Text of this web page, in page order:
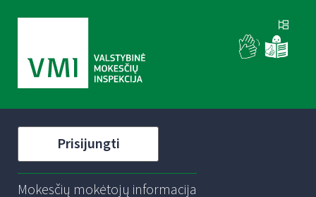
Prisijungti
Mokesčių mokėtojų informacija